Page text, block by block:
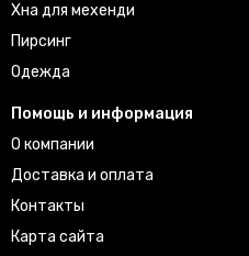
Хна для мехенди
Пирсинг
Одежда
Помощь и информация
О компании
Доставка и оплата
Контакты
Карта сайта